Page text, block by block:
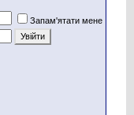
Запам'ятати мене